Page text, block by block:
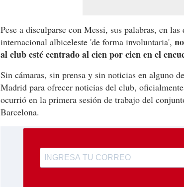
Pese a disculparse con Messi, sus palabras, en
internacional albiceleste 'de forma involuntaria',
al club esté centrado al cien por cien en el
Sin cámaras, sin prensa y sin noticias en alguno
Madrid para ofrecer noticias del club,
ocurrió en la primera sesión de trabajo del
Barcelona.